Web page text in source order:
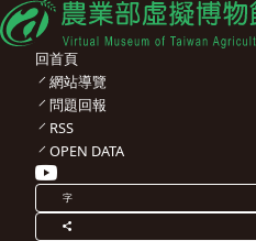
回首頁
網站導覽
問題回報
RSS
OPEN DATA
字